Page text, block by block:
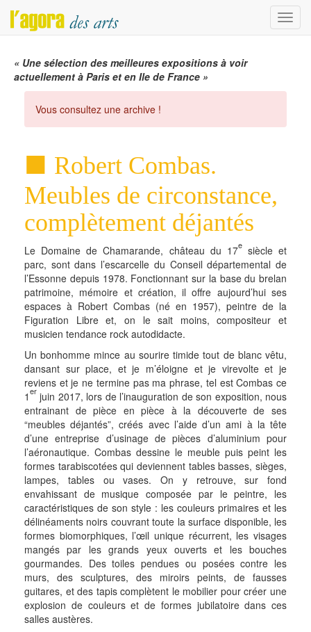
Menu
« Une sélection des meilleures expositions à voir
actuellement à Paris et en Ile de France »
Vous consultez une archive !
Robert Combas.
Meubles de circonstance,
complètement déjantés
Le Domaine de Chamarande, château du 17esiècle et
parc, sont dans l’escarcelle du Conseil départemental de
l’Essonne depuis 1978. Fonctionnant sur la base du brelan
patrimoine, mémoire et création, il offre aujourd’hui ses
espaces à Robert Combas (né en 1957), peintre de la
Figuration Libre et, on le sait moins, compositeur et
musicien tendance rock autodidacte.
Un bonhomme mince au sourire timide tout de blanc vêtu,
dansant sur place, et je m’éloigne et je virevolte et je
reviens et je ne termine pas ma phrase, tel est Combas ce
1er juin 2017, lors de l’inauguration de son exposition, nous
entrainant de pièce en pièce à la découverte de ses
“meubles déjantés”, créés avec l’aide d’un ami à la tête
d’une entreprise d’usinage de pièces d’aluminium pour
l’aéronautique. Combas dessine le meuble puis peint les
formes tarabiscotées qui deviennent tables basses, sièges,
lampes, tables ou vases. On y retrouve, sur fond
envahissant de musique composée par le peintre, les
caractéristiques de son style : les couleurs primaires et les
délinéaments noirs couvrant toute la surface disponible, les
formes biomorphiques, l’œil unique récurrent, les visages
mangés par les grands yeux ouverts et les bouches
gourmandes. Des toiles pendues ou posées contre les
murs, des sculptures, des miroirs peints, de fausses
guitares, et des tapis complètent le mobilier pour créer une
explosion de couleurs et de formes jubilatoire dans ces
salles austères.